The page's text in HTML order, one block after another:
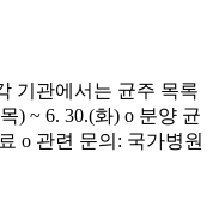
기관에서는 균주 목록
) ~ 6. 30.(화) o 분양 균
o 관련 문의: 국가병원